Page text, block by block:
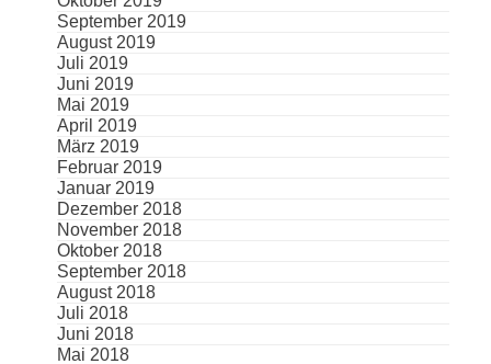
September 2019
August 2019
Juli 2019
Juni 2019
Mai 2019
April 2019
März 2019
Februar 2019
Januar 2019
Dezember 2018
November 2018
Oktober 2018
September 2018
August 2018
Juli 2018
Juni 2018
Mai 2018